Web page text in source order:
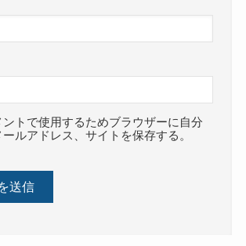
ントで使用するためブラウザーに自分
ルアドレス、サイトを保存する。